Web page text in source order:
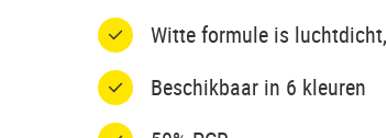
Witte formule is
Beschikbaar in 6 kleuren